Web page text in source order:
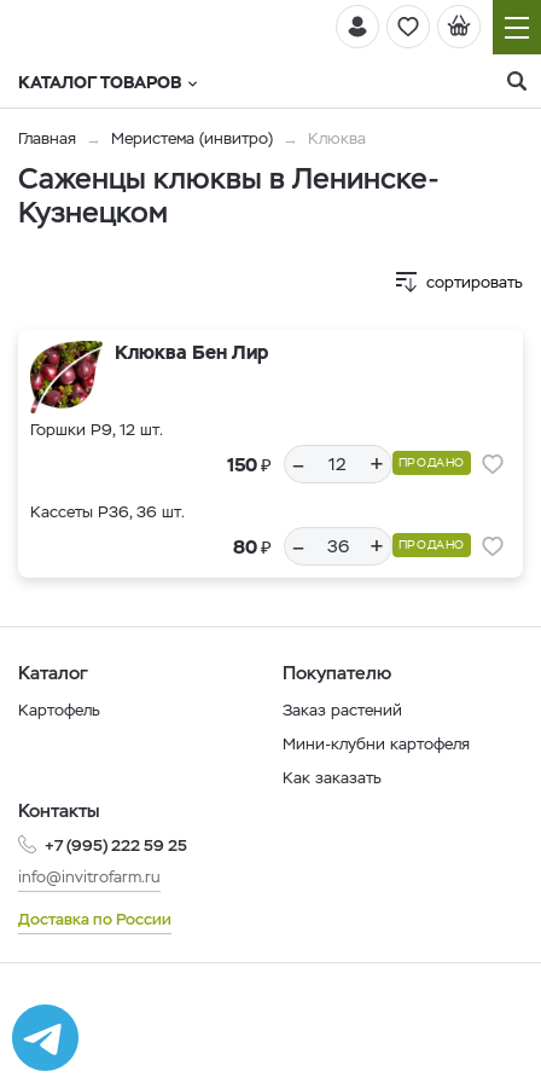
КАТАЛОГ ТОВАРОВ
Главная Меристема (инвитро) Клюква
Саженцы клюквы в Ленинске-
Кузнецком
сортировать
Клюква Бен Лир
Горшки Р9, 12 шт.
150₽ – + ПРОДАНО
Кассеты Р36, 36 шт.
80₽ – + ПРОДАНО
Каталог
Картофель
Покупателю
Заказ растений
Мини-клубни картофеля
Как заказать
Контакты
+7 (995) 222 59 25
info@invitrofarm.ru
Доставка по России